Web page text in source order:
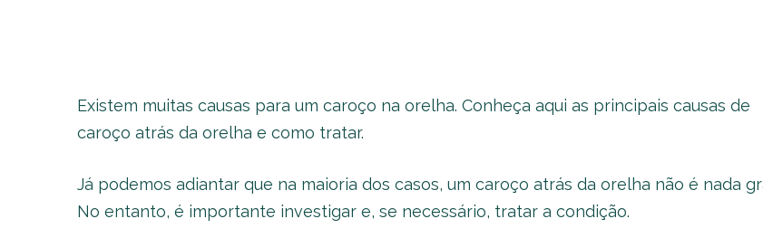
Existem muitas causas para um caroço na orelha. Conheça aqui as principais causas de
caroço atrás da orelha e como tratar.
Já podemos adiantar que na maioria dos casos, um caroço atrás da orelha não é nada
No entanto, é importante investigar e, se necessário, tratar a condição.